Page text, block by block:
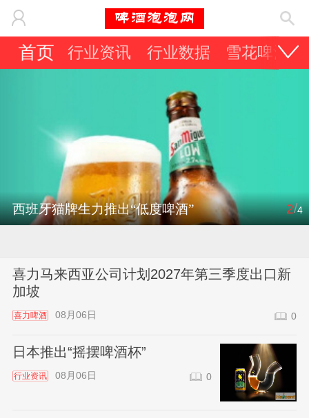
首页 行业资讯 行业数据 雪花啤酒
西班牙猫牌生力推出“低度啤酒” 2/4
喜力马来西亚公司计划2027年第三季度出口新
加坡
喜力啤酒 08月06日 0
日本推出“摇摆啤酒杯”
行业资讯 08月06日 0